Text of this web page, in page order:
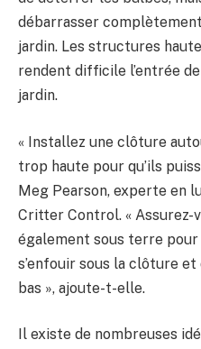
débarrasser
jardin. Les structures
rendent difficile l’entrée
jardin.
« Installez une clôture
trop haute pour qu’ils
Meg Pearson, experte en
Critter Control. « Assurez-
également sous terre
s’enfouir sous la clôture et
bas », ajoute-t-elle.
Il existe de nombreuses